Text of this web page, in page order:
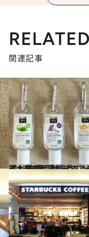
関連記事
2019.7.25
達人がリピ買いするハワイ土産7選 「ホールフーズ」PB商品が優秀！
旅＆お出かけ